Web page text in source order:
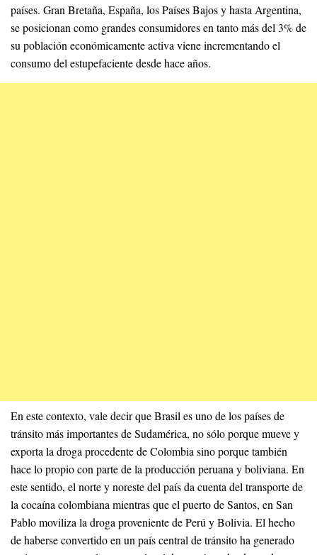
países. Gran Bretaña, España, los Países Bajos y hasta Argentina,
se posicionan como grandes consumidores en tanto más del 3% de
su población económicamente activa viene incrementando el
consumo del estupefaciente desde hace años.
En este contexto, vale decir que Brasil es uno de los países de
tránsito más importantes de Sudamérica, no sólo porque mueve y
exporta la droga procedente de Colombia sino porque también
hace lo propio con parte de la producción peruana y boliviana. En
este sentido, el norte y noreste del país da cuenta del transporte de
la cocaína colombiana mientras que el puerto de Santos, en San
Pablo moviliza la droga proveniente de Perú y Bolivia. El hecho
de haberse convertido en un país central de tránsito ha generado